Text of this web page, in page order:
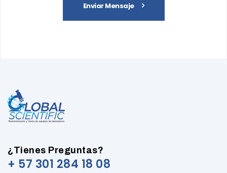
Enviar Mensaje
¿Tienes Preguntas?
+ 57 301 284 18 08